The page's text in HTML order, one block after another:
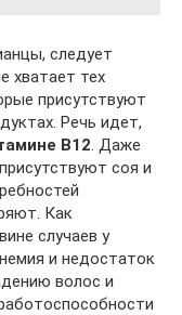
следует
хватает тех
присутствуют
Речь идет,
В12. Даже
соя и
Как
случаев у
и недостаток
волос и